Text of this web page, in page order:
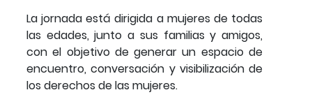
La jornada está dirigida a mujeres de todas
las edades, junto a sus familias y amigos,
con el objetivo de generar un espacio de
encuentro, conversación y visibilización de
los derechos de las mujeres.